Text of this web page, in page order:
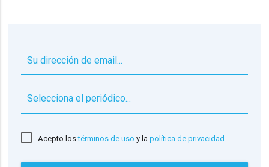
Acepto lostérminos de uso y lapolítica de privacidad